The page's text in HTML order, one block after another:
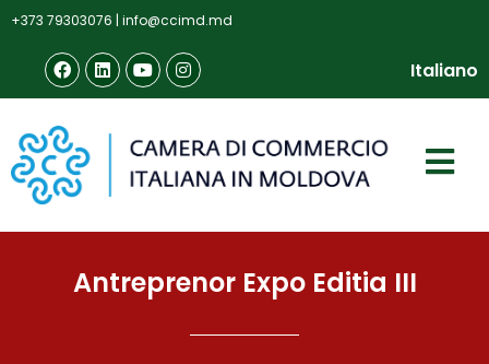
+373 79303076 | info@ccimd.md
Italiano
Antreprenor Expo Editia III